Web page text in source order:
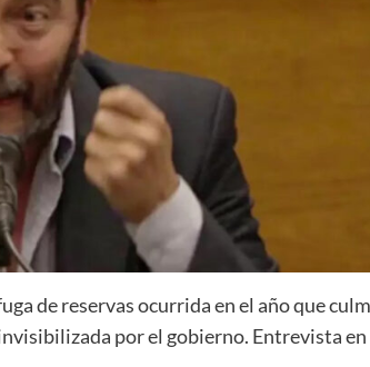
de reservas ocurrida en el año que
por el gobierno. Entrevista en